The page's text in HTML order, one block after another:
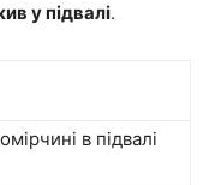
у підвалі.
в підвалі